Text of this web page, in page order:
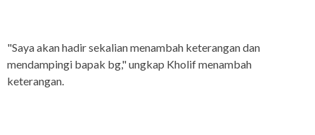
"Saya akan hadir sekalian menambah keterangan dan
mendampingi bapak bg," ungkap Kholif menambah
keterangan.